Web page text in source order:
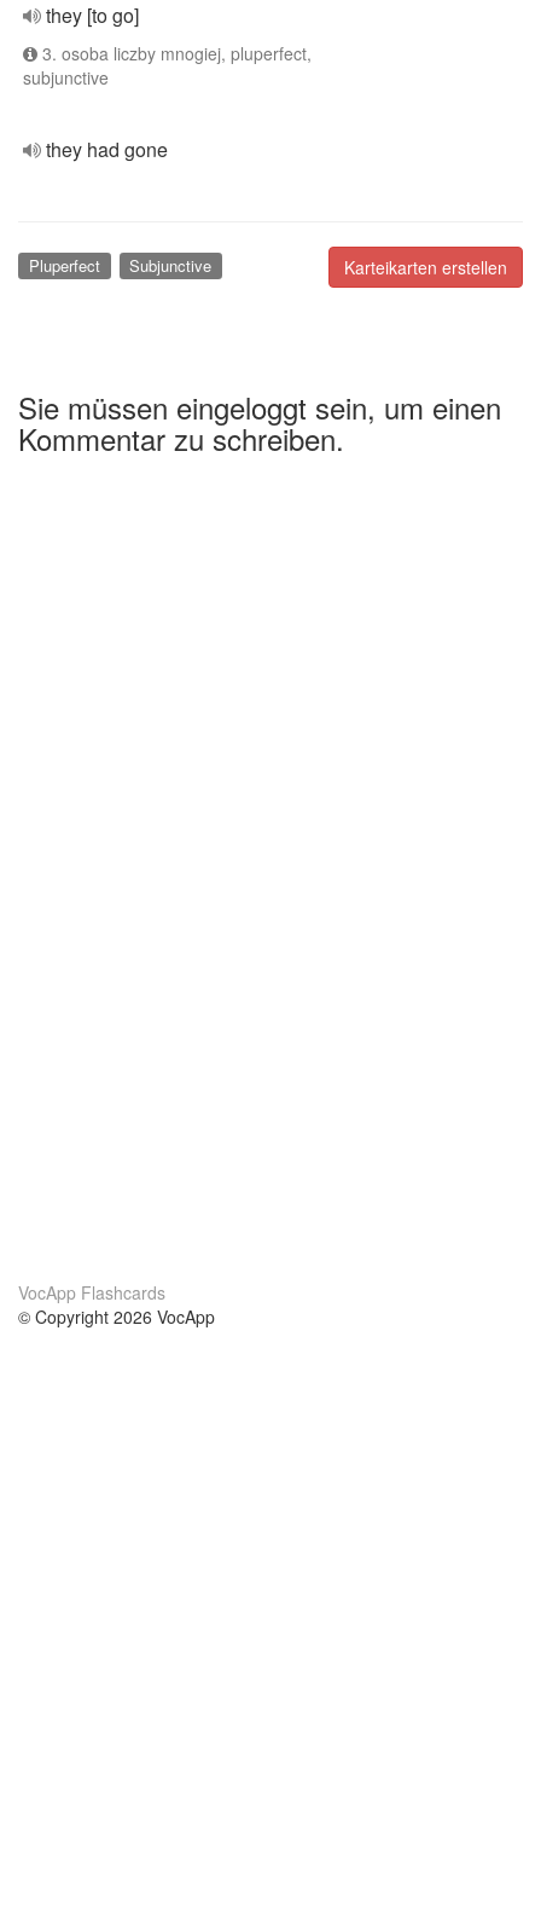
they [to go]
3. osoba liczby mnogiej, pluperfect,
subjunctive
they had gone
Karteikarten erstellen
Pluperfect Subjunctive
Sie müssen eingeloggt sein, um einen
Kommentar zu schreiben.
VocApp Flashcards
© Copyright 2026 VocApp